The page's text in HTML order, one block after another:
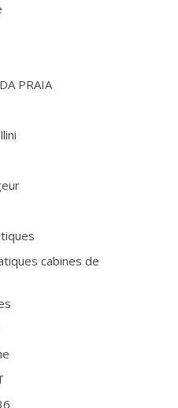
PRAIA
cabines de